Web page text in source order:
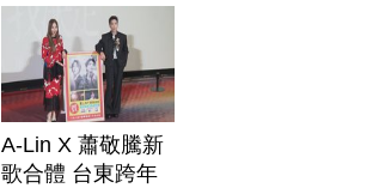
A-Lin X 蕭敬騰新
歌合體 台東跨年